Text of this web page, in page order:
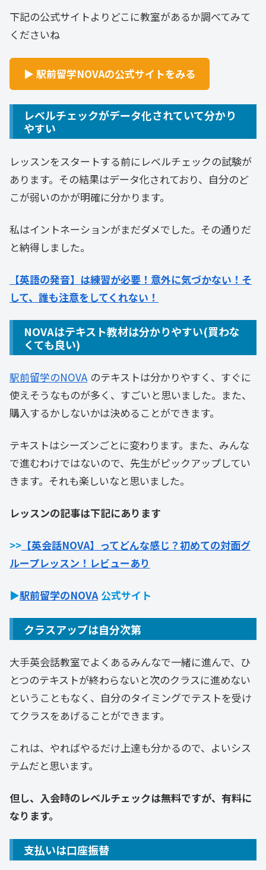
下記の公式サイトよりどこに教室があるか調べてみて
くださいね
▶ 駅前留学NOVAの公式サイトをみる
レベルチェックがデータ化されていて分かり
やすい
レッスンをスタートする前にレベルチェックの試験が
あります。その結果はデータ化されており、自分のど
こが弱いのかが明確に分かります。
私はイントネーションがまだダメでした。その通りだ
と納得しました。
【英語の発音】は練習が必要！意外に気づかない！そ
して、誰も注意をしてくれない！
NOVAはテキスト教材は分かりやすい(買わな
くても良い)
駅前留学のNOVA のテキストは分かりやすく、すぐに
使えそうなものが多く、すごいと思いました。また、
購入するかしないかは決めることができます。
テキストはシーズンごとに変わります。また、みんな
で進むわけではないので、先生がピックアップしてい
きます。それも楽しいなと思いました。
レッスンの記事は下記にあります
>> 【英会話NOVA】ってどんな感じ？初めての対面グ
ループレッスン！レビューあり
▶駅前留学のNOVA 公式サイト
クラスアップは自分次第
大手英会話教室でよくあるみんなで一緒に進んで、ひ
とつのテキストが終わらないと次のクラスに進めない
ということもなく、自分のタイミングでテストを受け
てクラスをあげることができます。
これは、やればやるだけ上達も分かるので、よいシス
テムだと思います。
但し、入会時のレベルチェックは無料ですが、有料に
なります。
支払いは口座振替